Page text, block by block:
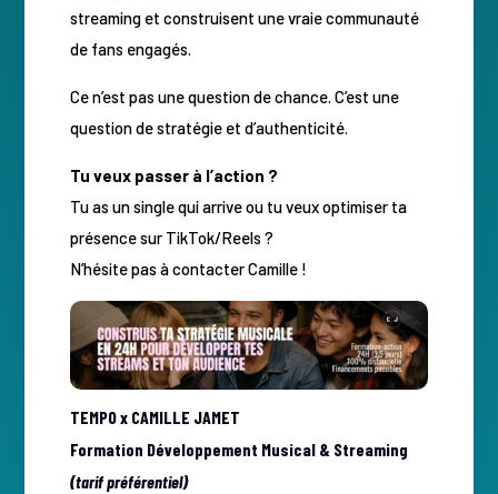
streaming et construisent une vraie communauté
de fans engagés.
Ce n’est pas une question de chance. C’est une
question de stratégie et d’authenticité.
Tu veux passer à l’action ?
Tu as un single qui arrive ou tu veux optimiser ta
présence sur TikTok/Reels ?
N’hésite pas à contacter Camille !
TEMPO x CAMILLE JAMET
Formation Développement Musical & Streaming
(tarif préférentiel)